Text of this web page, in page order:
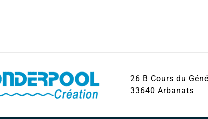
26 B Cours du
33640 Arbanats